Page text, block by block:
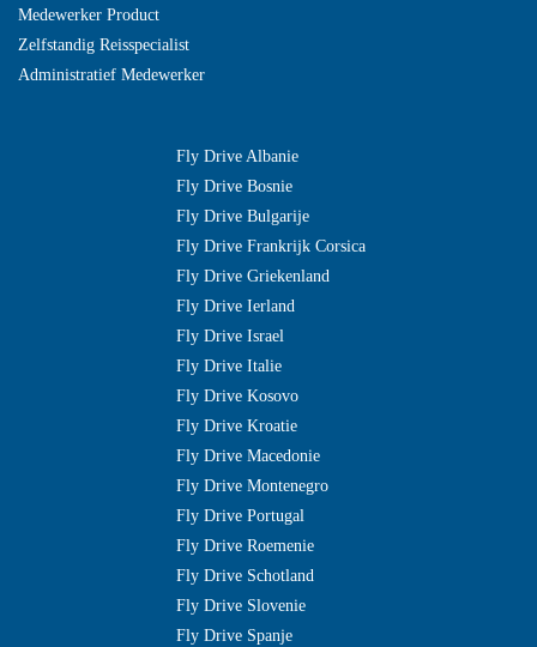
Medewerker Product
Zelfstandig Reisspecialist
Administratief Medewerker
Fly Drive Albanie
Fly Drive Bosnie
Fly Drive Bulgarije
Fly Drive Frankrijk Corsica
Fly Drive Griekenland
Fly Drive Ierland
Fly Drive Israel
Fly Drive Italie
Fly Drive Kosovo
Fly Drive Kroatie
Fly Drive Macedonie
Fly Drive Montenegro
Fly Drive Portugal
Fly Drive Roemenie
Fly Drive Schotland
Fly Drive Slovenie
Fly Drive Spanje